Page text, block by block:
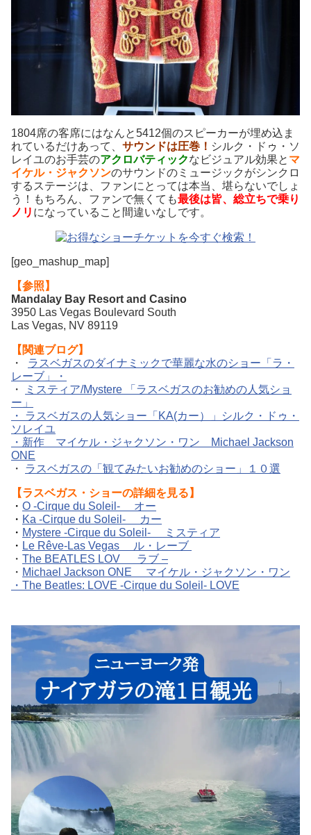
1804席の客席にはなんと5412個のスピーカーが埋め込ま
れているだけあって、 サウンドは圧巻！ シルク・ドゥ・ソ
レイユのお手芸のアクロバティックなビジュアル効果と マ
イケル・ジャクソンのサウンドのミュージックがシンクロ
するステージは、ファンにとっては本当、堪らないでしょ
う！もちろん、ファンで無くても最後は皆、総立ちで乗り
ノリ になっていること間違いなしです。
[geo_mashup_map]
【参照】
Mandalay Bay Resort and Casino
3950 Las Vegas Boulevard South
Las Vegas, NV 89119
【関連ブログ】
・ ラスベガスのダイナミックで華麗な水のショー「ラ・
レーブ」・
・
ミスティア/Mystere 「ラスベガスのお勧めの人気ショ
ー」
・ ラスベガスの人気ショー「KA(カー）」シルク・ドゥ・
ソレイユ
・新作 マイケル・ジャクソン・ワン Michael Jackson
ONE
・ ラスベガスの「観てみたいお勧めのショー」１０選
【ラスベガス・ショーの詳細を見る】
・ O -Cirque du Soleil- オー
・ Ka -Cirque du Soleil- カー
・ Mystere -Cirque du Soleil- ミスティア
・ Le Rêve-Las Vegas ル・レーブ
・ The BEATLES LOV ラブ –
・ Michael Jackson ONE マイケル・ジャクソン・ワン
・ The Beatles: LOVE -Cirque du Soleil- LOVE